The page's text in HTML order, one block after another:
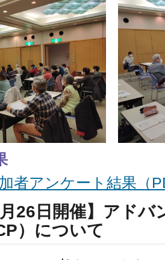
者アンケート結果（
月26日開催】アド
）について